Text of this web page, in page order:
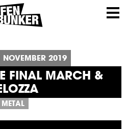
NOVEMBER 2019
FINAL MARCH &
METAL